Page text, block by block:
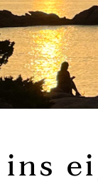
ins